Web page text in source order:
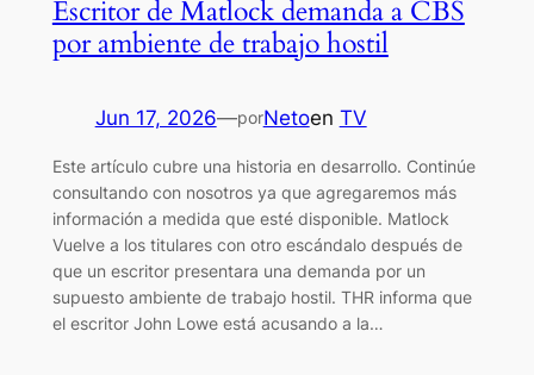
Escritor de Matlock demanda a CBS
por ambiente de trabajo hostil
Jun 17, 2026—porNetoen TV
Este artículo cubre una historia en desarrollo. Continúe
consultando con nosotros ya que agregaremos más
información a medida que esté disponible. Matlock
Vuelve a los titulares con otro escándalo después de
que un escritor presentara una demanda por un
supuesto ambiente de trabajo hostil. THR informa que
el escritor John Lowe está acusando a la…